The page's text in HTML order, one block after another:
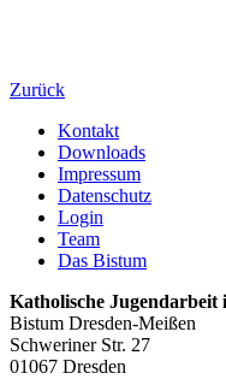
Zurück
Kontakt
Downloads
Impressum
Datenschutz
Login
Team
Das Bistum
Katholische Jugendarbeit
Bistum Dresden-Meißen
Schweriner Str. 27
01067 Dresden